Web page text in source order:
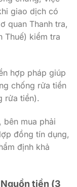
giao dịch có
quan Thanh tra,
Thuế) kiểm tra
hợp pháp giúp
chống rửa tiền
rửa tiền).
bên mua phải
đồng tín dụng,
định khả
tiền (3